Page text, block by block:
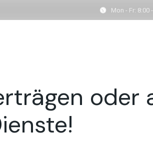
Mon - Fr: 8:00
Mag. Florian Breitner
oder